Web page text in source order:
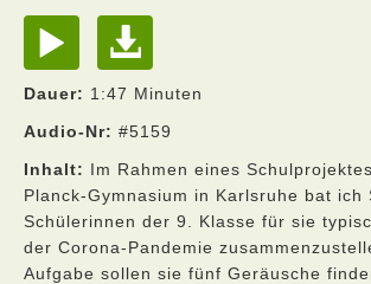
Dauer: 1:47 Minuten
Audio-Nr: #5159
Inhalt: Im Rahmen eines
Planck-Gymnasium in Karlsruhe bat ich
Schülerinnen der 9. Klasse für sie
der Corona-Pandemie
Aufgabe sollen sie fünf Geräusche